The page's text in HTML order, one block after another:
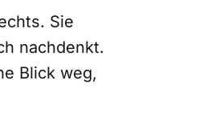
Sie
nachdenkt.
Blick weg,